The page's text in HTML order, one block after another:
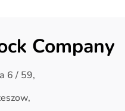
Company
6 / 59,